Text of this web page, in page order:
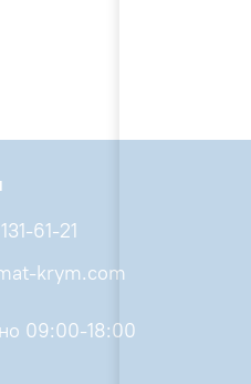
61-21
krym.com
09:00-18:00